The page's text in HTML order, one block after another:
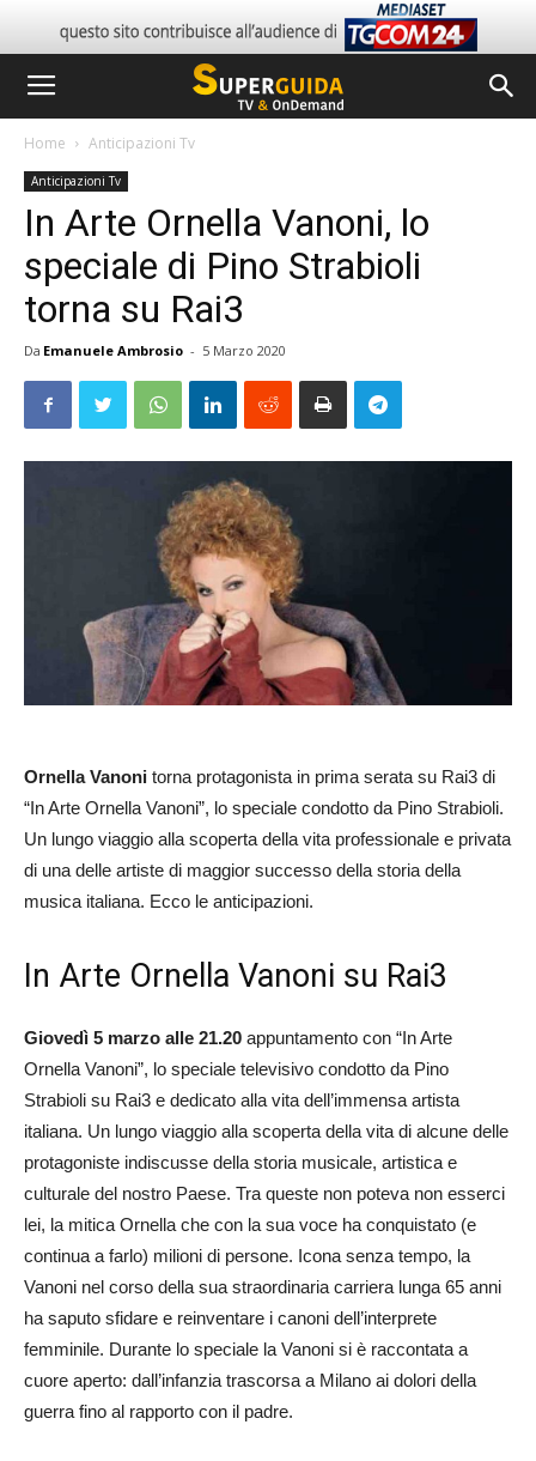
Home Anticipazioni Tv
Anticipazioni Tv
In Arte Ornella Vanoni, lo
speciale di Pino Strabioli
torna su Rai3
Da Emanuele Ambrosio - 5 Marzo 2020
Ornella Vanoni torna protagonista in prima serata su Rai3 di
“In Arte Ornella Vanoni”, lo speciale condotto da Pino Strabioli.
Un lungo viaggio alla scoperta della vita professionale e privata
di una delle artiste di maggior successo della storia della
musica italiana. Ecco le anticipazioni.
In Arte Ornella Vanoni su Rai3
Giovedì 5 marzo alle 21.20 appuntamento con “In Arte
Ornella Vanoni”, lo speciale televisivo condotto da Pino
Strabioli su Rai3 e dedicato alla vita dell’immensa artista
italiana. Un lungo viaggio alla scoperta della vita di alcune delle
protagoniste indiscusse della storia musicale, artistica e
culturale del nostro Paese. Tra queste non poteva non esserci
lei, la mitica Ornella che con la sua voce ha conquistato (e
continua a farlo) milioni di persone. Icona senza tempo, la
Vanoni nel corso della sua straordinaria carriera lunga 65 anni
ha saputo sfidare e reinventare i canoni dell’interprete
femminile. Durante lo speciale la Vanoni si è raccontata a
cuore aperto: dall’infanzia trascorsa a Milano ai dolori della
guerra fino al rapporto con il padre.